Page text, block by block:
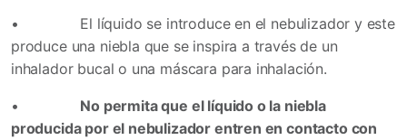
•
El líquido se introduce en el nebulizador y este
produce una niebla que se inspira a través de un
inhalador bucal o una máscara para inhalación.
•
No permita que el líquido o la niebla
producida por el nebulizador entren en contacto con